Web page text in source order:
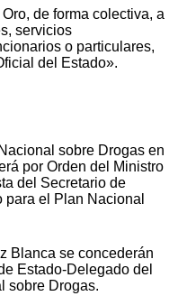
de forma colectiva, a
servicios
o particulares,
del Estado».
sobre Drogas en
por Orden del Ministro
del Secretario de
el Plan Nacional
Blanca se concederán
Estado-Delegado del
sobre Drogas.